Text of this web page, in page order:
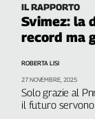
IL RAPPORTO
Svimez: la
record ma
Solo grazie al
il futuro
ROBERTA LISI
27 NOVEMBRE, 2025